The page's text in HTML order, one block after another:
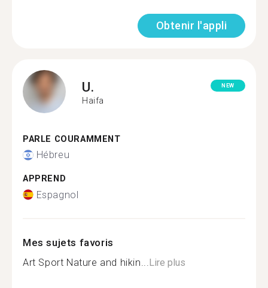
Obtenir l'appli
U.
Haifa
NEW
PARLE COURAMMENT
Hébreu
APPREND
Espagnol
Mes sujets favoris
Art Sport Nature and hikin... Lire plus